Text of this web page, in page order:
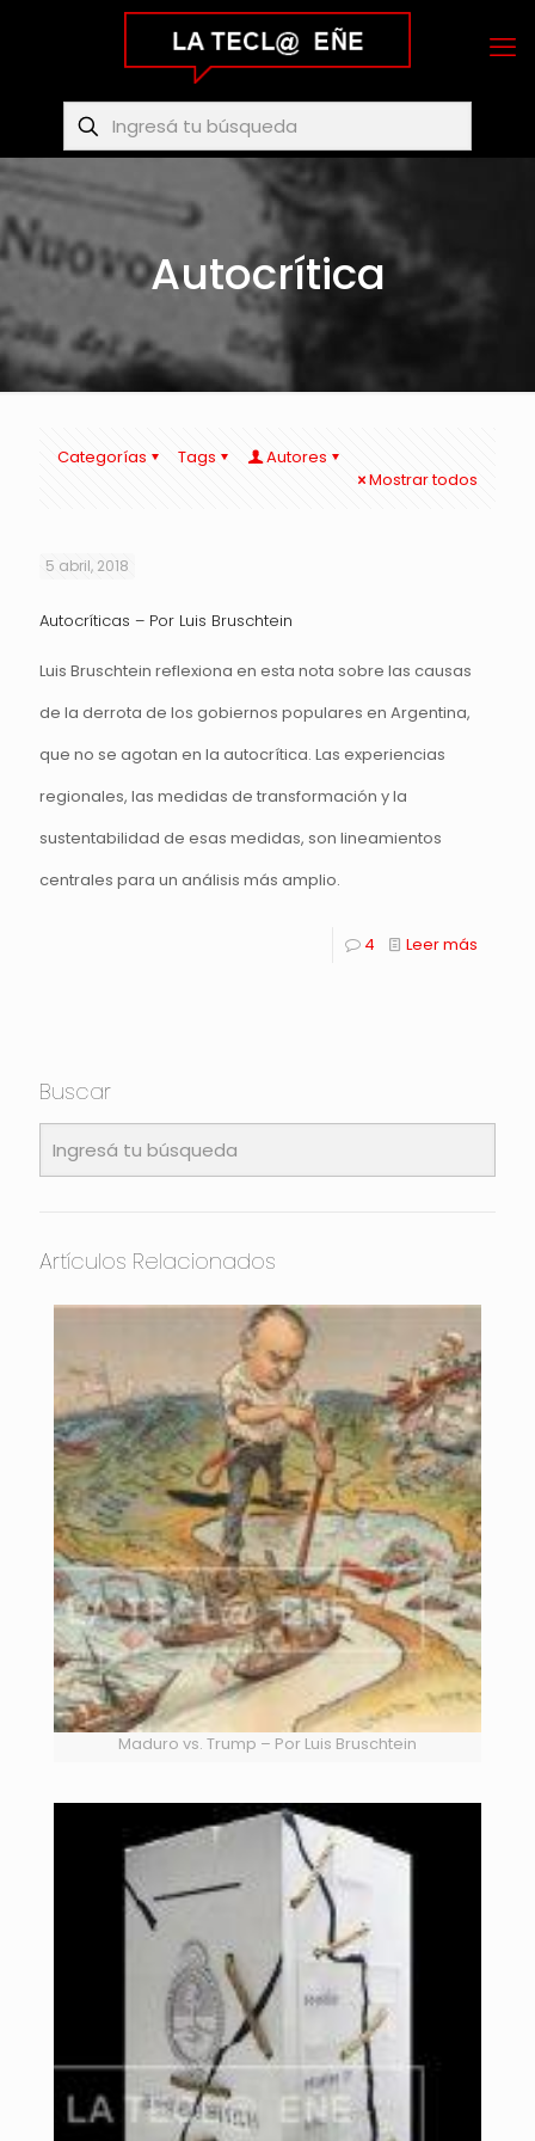
Autocrítica
Categorías Tags
Autores
Mostrar todos
5 abril, 2018
Autocríticas – Por Luis Bruschtein
Luis Bruschtein reflexiona en esta nota sobre las causas
de la derrota de los gobiernos populares en Argentina,
que no se agotan en la autocrítica. Las experiencias
regionales, las medidas de transformación y la
sustentabilidad de esas medidas, son lineamientos
centrales para un análisis más amplio.
4 Leer más
Buscar
Artículos Relacionados
Maduro vs. Trump – Por Luis Bruschtein